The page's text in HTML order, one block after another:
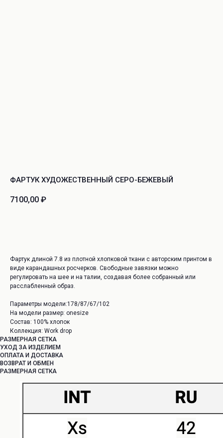
ФАРТУК ХУДОЖЕСТВЕННЫЙ СЕРО-БЕЖЕВЫЙ
7100,00 ₽
Фартук длиной 7.8 из плотной хлопковой ткани с авторским принтом в
виде карандашных росчерков. Свободные завязки можно
регулировать на шее и на талии, создавая более собранный или
расслабленный образ.
Параметры модели:178/87/67/102
На модели размер: onesize
Состав: 100% хлопок
Коллекция: Work drop
РАЗМЕРНАЯ СЕТКА
УХОД ЗА ИЗДЕЛИЕМ
ОПЛАТА И ДОСТАВКА
ВОЗВРАТ И ОБМЕН
РАЗМЕРНАЯ СЕТКА